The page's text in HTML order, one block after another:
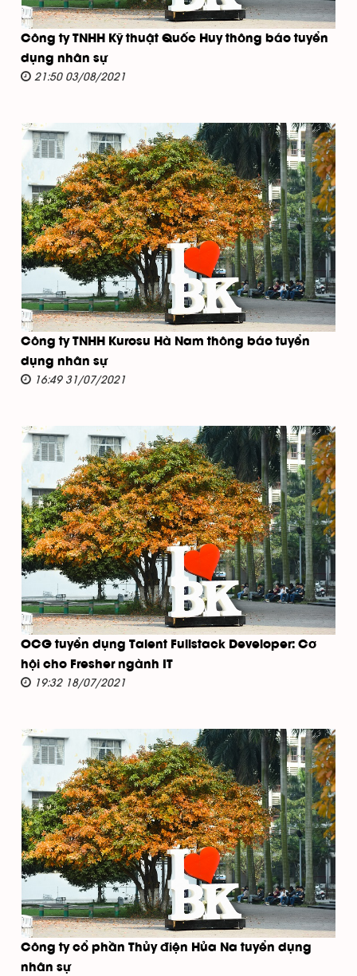
Công ty TNHH Kỹ thuật Quốc Huy thông báo tuyển
dụng nhân sự
21:50 03/08/2021
Công ty TNHH Kurosu Hà Nam thông báo tuyển
dụng nhân sự
16:49 31/07/2021
OCG tuyển dụng Talent Fullstack Developer: Cơ
hội cho Fresher ngành IT
19:32 18/07/2021
Công ty cổ phần Thủy điện Hủa Na tuyển dụng
nhân sự